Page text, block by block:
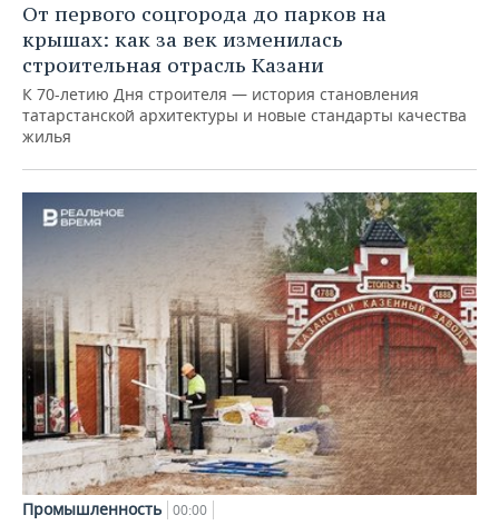
От первого соцгорода до парков на
крышах: как за век изменилась
строительная отрасль Казани
К 70-летию Дня строителя — история становления
татарстанской архитектуры и новые стандарты качества
жилья
Промышленность 00:00